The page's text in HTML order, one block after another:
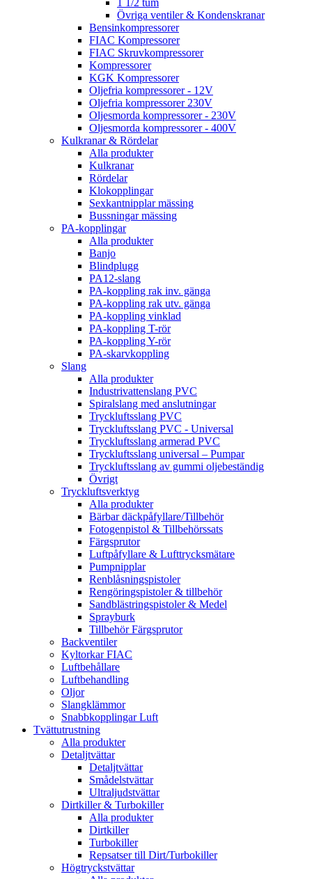
1 1/2 tum
Övriga ventiler & Kondenskranar
Bensinkompressorer
FIAC Kompressorer
FIAC Skruvkompressorer
Kompressorer
KGK Kompressorer
Oljefria kompressorer - 12V
Oljefria kompressorer 230V
Oljesmorda kompressorer - 230V
Oljesmorda kompressorer - 400V
Kulkranar & Rördelar
Alla produkter
Kulkranar
Rördelar
Klokopplingar
Sexkantnipplar mässing
Bussningar mässing
PA-kopplingar
Alla produkter
Banjo
Blindplugg
PA12-slang
PA-koppling rak inv. gänga
PA-koppling rak utv. gänga
PA-koppling vinklad
PA-koppling T-rör
PA-koppling Y-rör
PA-skarvkoppling
Slang
Alla produkter
Industrivattenslang PVC
Spiralslang med anslutningar
Tryckluftsslang PVC
Tryckluftsslang PVC - Universal
Tryckluftsslang armerad PVC
Tryckluftsslang universal – Pumpar
Tryckluftsslang av gummi oljebeständig
Övrigt
Tryckluftsverktyg
Alla produkter
Bärbar däckpåfyllare/Tillbehör
Fotogenpistol & Tillbehörssats
Färgsprutor
Luftpåfyllare & Lufttrycksmätare
Pumpnipplar
Renblåsningspistoler
Rengöringspistoler & tillbehör
Sandblästringspistoler & Medel
Sprayburk
Tillbehör Färgsprutor
Backventiler
Kyltorkar FIAC
Luftbehållare
Luftbehandling
Oljor
Slangklämmor
Snabbkopplingar Luft
Tvättutrustning
Alla produkter
Detaljtvättar
Detaljtvättar
Smådelstvättar
Ultraljudstvättar
Dirtkiller & Turbokiller
Alla produkter
Dirtkiller
Turbokiller
Repsatser till Dirt/Turbokiller
Högtryckstvättar